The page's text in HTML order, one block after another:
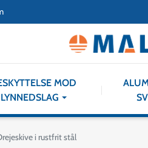
MOD
LYNNEDSLAG
i rustfrit stål